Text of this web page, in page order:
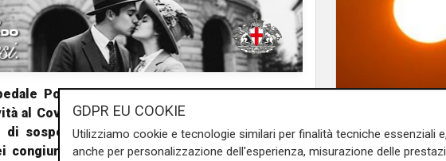
Policlinico San Martino, in considerazione
al Covid-19pur caratterizzati da asintomaticità e
di sospendere temporaneamente a partire da
congiunti ai pazienti ricoverati nei reparti di
l'appello:
GDPR EU COOKIE
Utilizziamo cookie e tecnologie similari per finalità tecniche essenziali
anche per personalizzazione dell'esperienza, misurazione delle